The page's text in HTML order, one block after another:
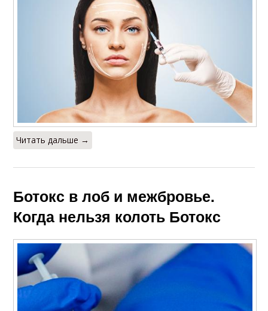
Читать дальше →
Ботокс в лоб и межбровье.
Когда нельзя колоть Ботокс